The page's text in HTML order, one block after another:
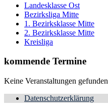
Landesklasse Ost
Bezirksliga Mitte
1. Bezirksklasse Mitte
2. Bezirksklasse Mitte
Kreisliga
kommende Termine
Keine Veranstaltungen gefunden
Datenschutzerklärung